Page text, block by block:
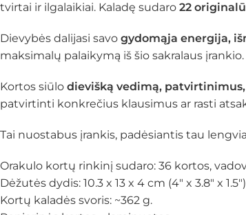
tvirtai ir ilgalaikiai. Kaladę sudaro 22
Dievybės dalijasi savo gydomąja energija,
maksimalų palaikymą iš šio sakralaus įrankio.
Kortos siūlo dievišką vedimą,
patvirtinti konkrečius klausimus ar rasti
Tai nuostabus įrankis, padėsiantis tau
Orakulo kortų rinkinį sudaro: 36 kortos,
Dėžutės dydis: 10.3 x 13 x 4 cm (4″ x 3.8″ x 1.5″)
Kortų kaladės svoris: ~362 g.